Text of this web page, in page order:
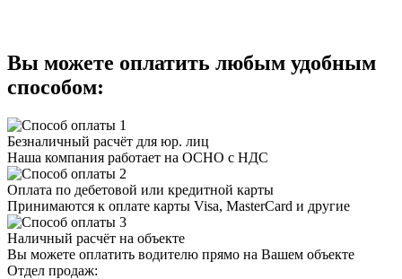
Вы можете оплатить любым удобным
способом:
Безналичный расчёт для юр. лиц
Наша компания работает на ОСНО с НДС
Оплата по дебетовой или кредитной карты
Принимаются к оплате карты Visa, MasterCard и другие
Наличный расчёт на объекте
Вы можете оплатить водителю прямо на Вашем объекте
Отдел продаж: